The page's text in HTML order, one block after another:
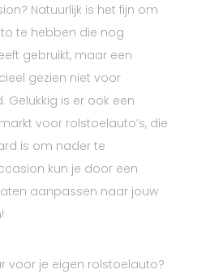
Natuurlijk is het fijn om
te hebben die nog
gebruikt, maar een
gezien niet voor
Gelukkig is er ook een
voor rolstoelauto’s, die
is om nader te
kun je door een
aanpassen naar jouw
voor je eigen rolstoelauto?